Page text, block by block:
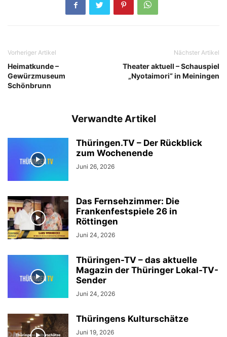
Vorheriger Artikel
Heimatkunde –
Gewürzmuseum
Schönbrunn
Nächster Artikel
Theater aktuell – Schauspiel
„Nyotaimori“ in Meiningen
Verwandte Artikel
Thüringen.TV – Der Rückblick
zum Wochenende
Juni 26, 2026
Das Fernsehzimmer: Die
Frankenfestspiele 26 in
Röttingen
Juni 24, 2026
Thüringen-TV – das aktuelle
Magazin der Thüringer Lokal-TV-
Sender
Juni 24, 2026
Thüringens Kulturschätze
Juni 19, 2026